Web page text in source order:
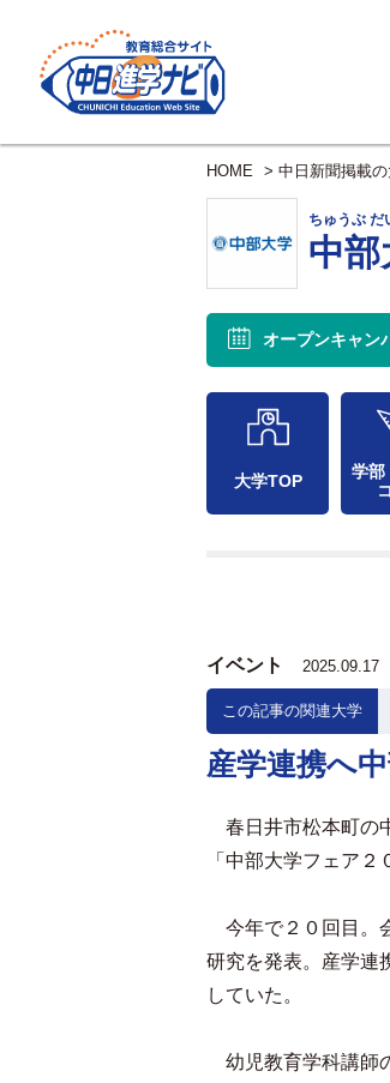
HOME > 中日新聞掲載
ちゅうぶ
中部
オープンキャン
大学TOP
学部
イベント 2025.09.17
この記事の関連大学
産学連携へ
春日井市松本町の
「中部大学フェア２
今年で２０回目。
研究を発表。産学連
していた。
幼児教育学科講師